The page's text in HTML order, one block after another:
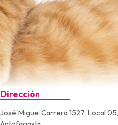
Dirección
José Miguel Carrera 1527, Local 05,